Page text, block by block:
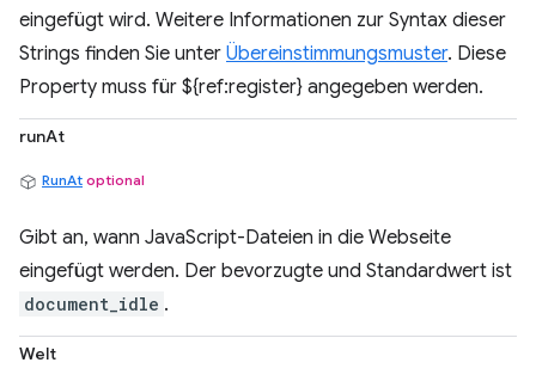
eingefügt wird. Weitere Informationen zur Syntax dieser
Strings finden Sie unter Übereinstimmungsmuster. Diese
Property muss für ${ref:register} angegeben werden.
runAt
RunAt optional
Gibt an, wann JavaScript-Dateien in die Webseite
eingefügt werden. Der bevorzugte und Standardwert ist
document_idle .
Welt